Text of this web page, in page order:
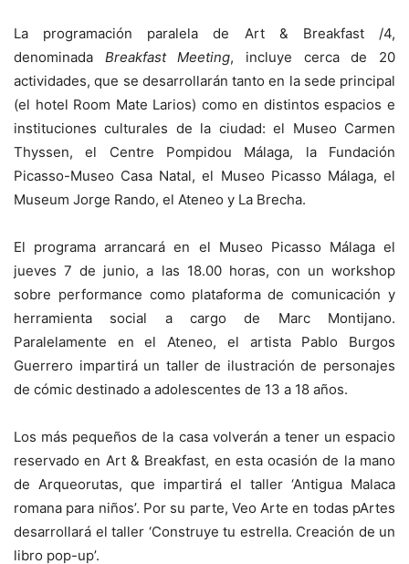
La programación paralela de Art & Breakfast /4,
denominada Breakfast Meeting, incluye cerca de 20
actividades, que se desarrollarán tanto en la sede principal
(el hotel Room Mate Larios) como en distintos espacios e
instituciones culturales de la ciudad: el Museo Carmen
Thyssen, el Centre Pompidou Málaga, la Fundación
Picasso-Museo Casa Natal, el Museo Picasso Málaga, el
Museum Jorge Rando, el Ateneo y La Brecha.
El programa arrancará en el Museo Picasso Málaga el
jueves 7 de junio, a las 18.00 horas, con un workshop
sobre performance como plataforma de comunicación y
herramienta social a cargo de Marc Montijano.
Paralelamente en el Ateneo, el artista Pablo Burgos
Guerrero impartirá un taller de ilustración de personajes
de cómic destinado a adolescentes de 13 a 18 años.
Los más pequeños de la casa volverán a tener un espacio
reservado en Art & Breakfast, en esta ocasión de la mano
de Arqueorutas, que impartirá el taller ‘Antigua Malaca
romana para niños’. Por su parte, Veo Arte en todas pArtes
desarrollará el taller ‘Construye tu estrella. Creación de un
libro pop-up’.